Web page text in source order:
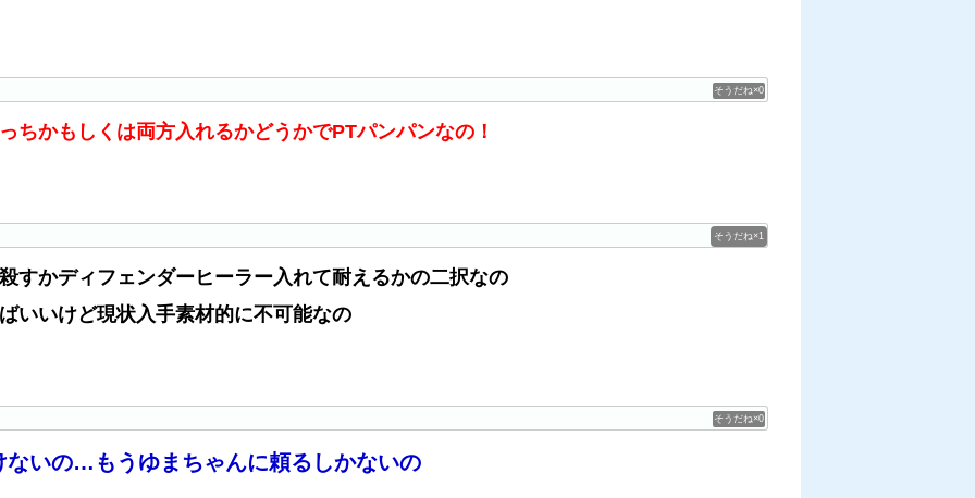
0
ちかもしくは両方入れるかどうかでPTパンパンなの！
1
すかディフェンダーヒーラー入れて耐えるかの二択なの
いいけど現状入手素材的に不可能なの
0
ないの…もうゆまちゃんに頼るしかないの